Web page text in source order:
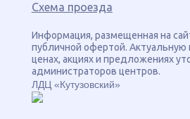
Схема проезда
Информация, размещенная на
публичной офертой.
ценах, акциях и предложениях
администраторов центров.
ЛДЦ «Кутузовский»